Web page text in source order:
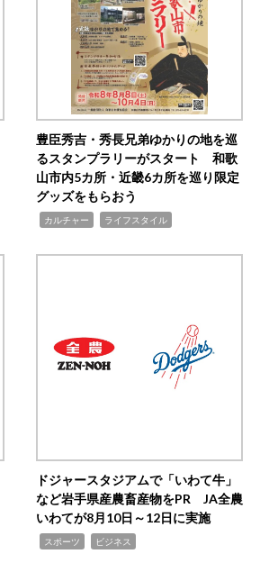
豊臣秀吉・秀長兄弟ゆかりの地を巡
るスタンプラリーがスタート 和歌
山市内5カ所・近畿6カ所を巡り限定
グッズをもらおう
カルチャー ライフスタイル
ドジャースタジアムで「いわて牛」
など岩手県産農畜産物をPR JA全農
いわてが8月10日～12日に実施
スポーツ ビジネス